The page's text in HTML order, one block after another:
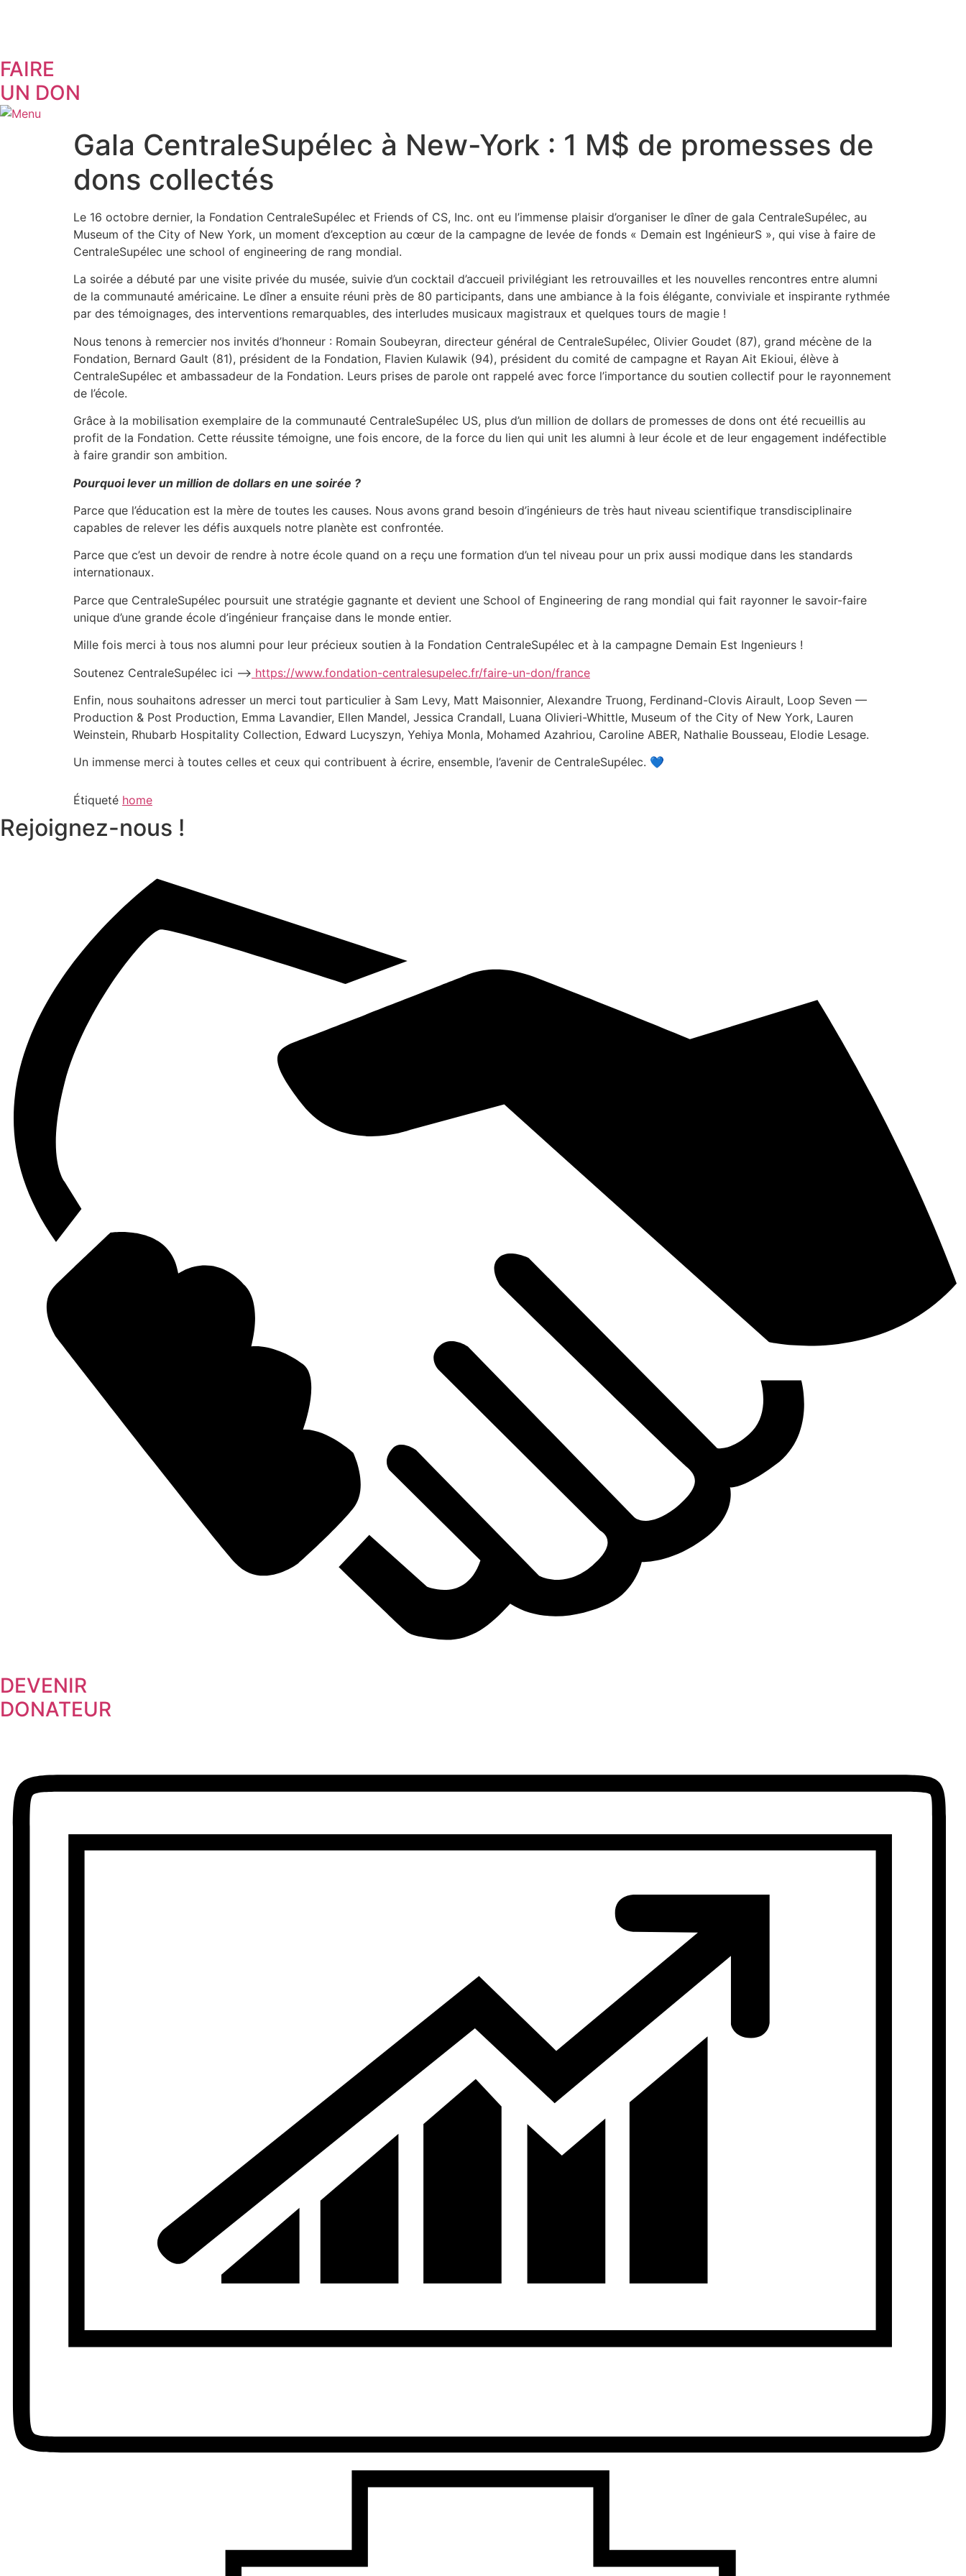
FAIRE
UN DON
Gala CentraleSupélec à New-York : 1 M$ de promesses de
dons collectés
Le 16 octobre dernier, la Fondation CentraleSupélec et Friends of CS, Inc. ont eu l’immense plaisir d’organiser le dîner de gala CentraleSupélec, au
Museum of the City of New York, un moment d’exception au cœur de la campagne de levée de fonds « Demain est IngénieurS », qui vise à faire de
CentraleSupélec une school of engineering de rang mondial.
La soirée a débuté par une visite privée du musée, suivie d’un cocktail d’accueil privilégiant les retrouvailles et les nouvelles rencontres entre alumni
de la communauté américaine. Le dîner a ensuite réuni près de 80 participants, dans une ambiance à la fois élégante, conviviale et inspirante rythmée
par des témoignages, des interventions remarquables, des interludes musicaux magistraux et quelques tours de magie !
Nous tenons à remercier nos invités d’honneur : Romain Soubeyran, directeur général de CentraleSupélec, Olivier Goudet (87), grand mécène de la
Fondation, Bernard Gault (81), président de la Fondation, Flavien Kulawik (94), président du comité de campagne et Rayan Ait Ekioui, élève à
CentraleSupélec et ambassadeur de la Fondation. Leurs prises de parole ont rappelé avec force l’importance du soutien collectif pour le rayonnement
de l’école.
Grâce à la mobilisation exemplaire de la communauté CentraleSupélec US, plus d’un million de dollars de promesses de dons ont été recueillis au
profit de la Fondation. Cette réussite témoigne, une fois encore, de la force du lien qui unit les alumni à leur école et de leur engagement indéfectible
à faire grandir son ambition.
Pourquoi lever un million de dollars en une soirée ?
Parce que l’éducation est la mère de toutes les causes. Nous avons grand besoin d’ingénieurs de très haut niveau scientifique transdisciplinaire
capables de relever les défis auxquels notre planète est confrontée.
Parce que c’est un devoir de rendre à notre école quand on a reçu une formation d’un tel niveau pour un prix aussi modique dans les standards
internationaux.
Parce que CentraleSupélec poursuit une stratégie gagnante et devient une School of Engineering de rang mondial qui fait rayonner le savoir-faire
unique d’une grande école d’ingénieur française dans le monde entier.
Mille fois merci à tous nos alumni pour leur précieux soutien à la Fondation CentraleSupélec et à la campagne Demain Est Ingenieurs !
Soutenez CentraleSupélec ici –> https://www.fondation-centralesupelec.fr/faire-un-don/france
Enfin, nous souhaitons adresser un merci tout particulier à Sam Levy, Matt Maisonnier, Alexandre Truong, Ferdinand-Clovis Airault, Loop Seven —
Production & Post Production, Emma Lavandier, Ellen Mandel, Jessica Crandall, Luana Olivieri-Whittle, Museum of the City of New York, Lauren
Weinstein, Rhubarb Hospitality Collection, Edward Lucyszyn, Yehiya Monla, Mohamed Azahriou, Caroline ABER, Nathalie Bousseau, Elodie Lesage.
Un immense merci à toutes celles et ceux qui contribuent à écrire, ensemble, l’avenir de CentraleSupélec. 💙
Étiqueté home
Rejoignez-nous !
DEVENIR
DONATEUR